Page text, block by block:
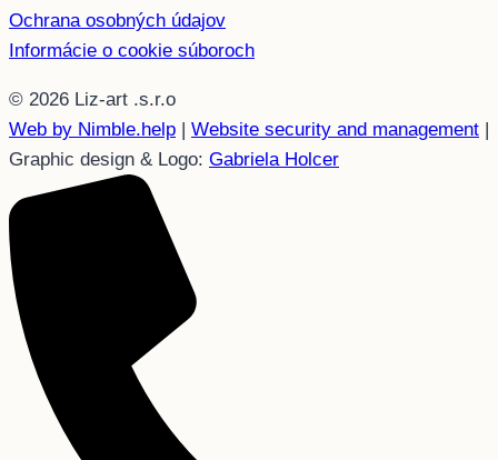
Ochrana osobných údajov
Informácie o cookie súboroch
© 2026 Liz-art .s.r.o
Web by Nimble.help | Website security and management |
Graphic design & Logo: Gabriela Holcer